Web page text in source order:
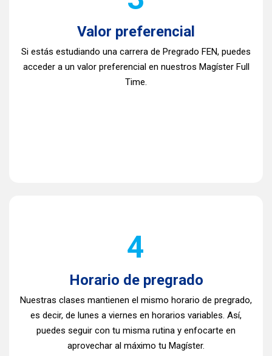
Valor preferencial
Si estás estudiando una carrera de Pregrado FEN, puedes
acceder a un valor preferencial en nuestros Magíster Full
Time.
4
Horario de pregrado
Nuestras clases mantienen el mismo horario de pregrado,
es decir, de lunes a viernes en horarios variables. Así,
puedes seguir con tu misma rutina y enfocarte en
aprovechar al máximo tu Magíster.